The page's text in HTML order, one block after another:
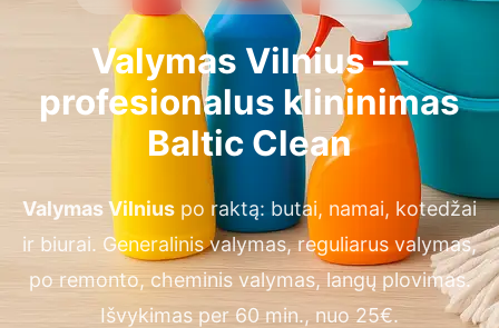
Valymas Vilnius —
profesionalus klininimas
Baltic Clean
Valymas Vilnius po raktą: butai, namai, kotedžai
ir biurai. Generalinis valymas, reguliarus valymas,
po remonto, cheminis valymas, langų plovimas.
Išvykimas per 60 min., nuo 25€.